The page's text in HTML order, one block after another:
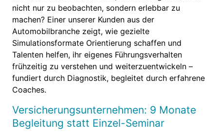
nicht nur zu beobachten, sondern erlebbar zu
machen? Einer unserer Kunden aus der
Automobilbranche zeigt, wie gezielte
Simulationsformate Orientierung schaffen und
Talenten helfen, ihr eigenes Führungsverhalten
frühzeitig zu verstehen und weiterzuentwickeln –
fundiert durch Diagnostik, begleitet durch erfahrene
Coaches.
Versicherungsunternehmen: 9 Monate
Begleitung statt Einzel-Seminar